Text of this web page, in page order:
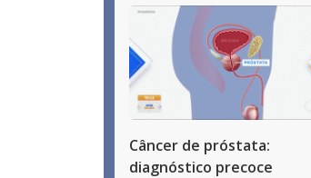
Câncer de próstata:
diagnóstico precoce